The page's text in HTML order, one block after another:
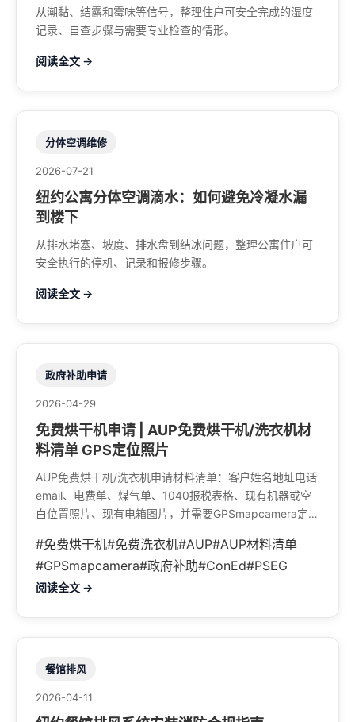
从潮黏、结露和霉味等信号，整理住户可安全完成的湿度
记录、自查步骤与需要专业检查的情形。
阅读全文 →
分体空调维修
2026-07-21
纽约公寓分体空调滴水：如何避免冷凝水漏
到楼下
从排水堵塞、坡度、排水盘到结冰问题，整理公寓住户可
安全执行的停机、记录和报修步骤。
阅读全文 →
政府补助申请
2026-04-29
免费烘干机申请 | AUP免费烘干机/洗衣机材
料清单 GPS定位照片
AUP免费烘干机/洗衣机申请材料清单：客户姓名地址电话
email、电费单、煤气单、1040报税表格、现有机器或空
白位置照片、现有电箱图片，并需要GPSmapcamera定位
#免费烘干机#免费洗衣机#AUP#AUP材料清单
#GPSmapcamera#政府补助#ConEd#PSEG
阅读全文 →
餐馆排风
2026-04-11